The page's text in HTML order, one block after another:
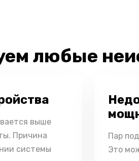
любые
выше
Причина
системы
Пар
Это